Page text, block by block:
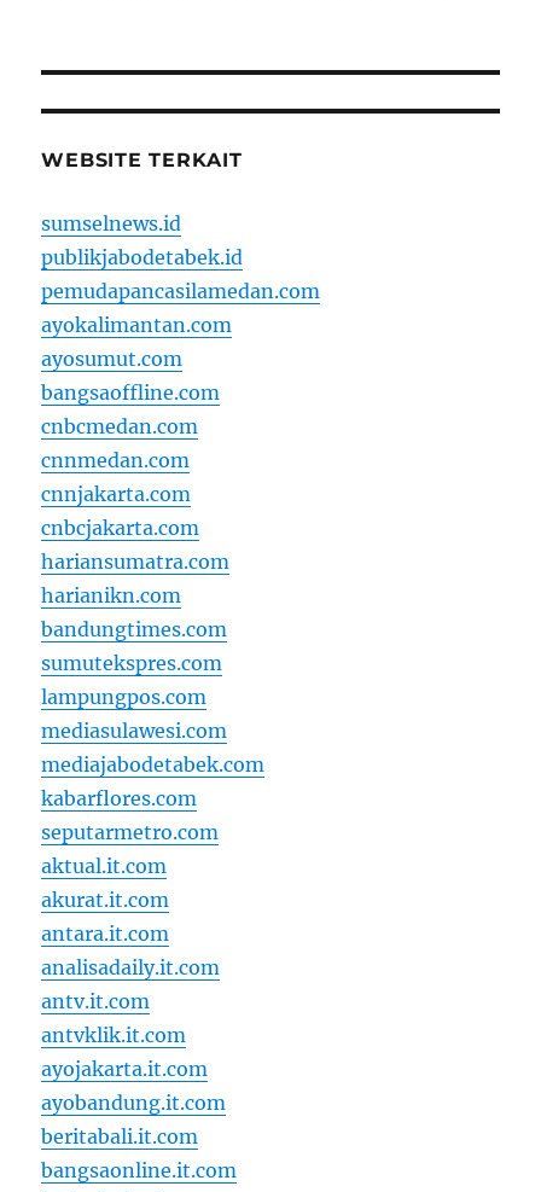
WEBSITE TERKAIT
sumselnews.id
publikjabodetabek.id
pemudapancasilamedan.com
ayokalimantan.com
ayosumut.com
bangsaoffline.com
cnbcmedan.com
cnnmedan.com
cnnjakarta.com
cnbcjakarta.com
hariansumatra.com
harianikn.com
bandungtimes.com
sumutekspres.com
lampungpos.com
mediasulawesi.com
mediajabodetabek.com
kabarflores.com
seputarmetro.com
aktual.it.com
akurat.it.com
antara.it.com
analisadaily.it.com
antv.it.com
antvklik.it.com
ayojakarta.it.com
ayobandung.it.com
beritabali.it.com
bangsaonline.it.com